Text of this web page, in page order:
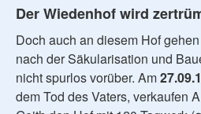
Der Wiedenhof wird
Doch auch an diesem Hof
nach der Säkularisation und
nicht spurlos vorüber. Am
dem Tod des Vaters, verkaufen